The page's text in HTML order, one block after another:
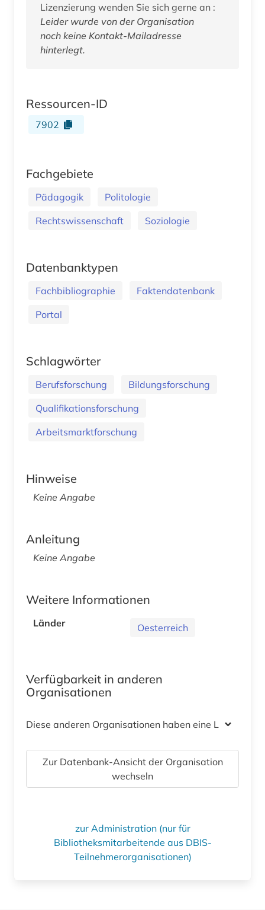
Lizenzierung wenden Sie sich gerne an :
Leider wurde von der Organisation
noch keine Kontakt-Mailadresse
hinterlegt.
Ressourcen-ID
7902
Fachgebiete
Pädagogik
Politologie
Rechtswissenschaft
Soziologie
Datenbanktypen
Fachbibliographie
Faktendatenbank
Portal
Schlagwörter
Berufsforschung
Bildungsforschung
Qualifikationsforschung
Arbeitsmarktforschung
Hinweise
Keine Angabe
Anleitung
Keine Angabe
Weitere Informationen
Länder Oesterreich
Verfügbarkeit in anderen
Organisationen
Diese anderen Organisationen haben eine Lizenz
Zur Datenbank-Ansicht der Organisation
wechseln
zur Administration (nur für
Bibliotheksmitarbeitende aus DBIS-
Teilnehmerorganisationen)